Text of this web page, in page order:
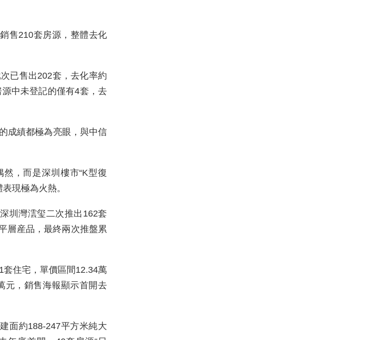
售210套房源，整體去化
已售出202套，去化率約
中未登記的僅有4套，去
成績都極為亮眼，與中信
，而是深圳樓市“K型復
現極為火熱。
圳灣澐玺二次推出162套
層産品，最終兩次推盤累
套住宅，單價區間12.34萬
元，銷售海報顯示首開去
面約188-247平方米純大